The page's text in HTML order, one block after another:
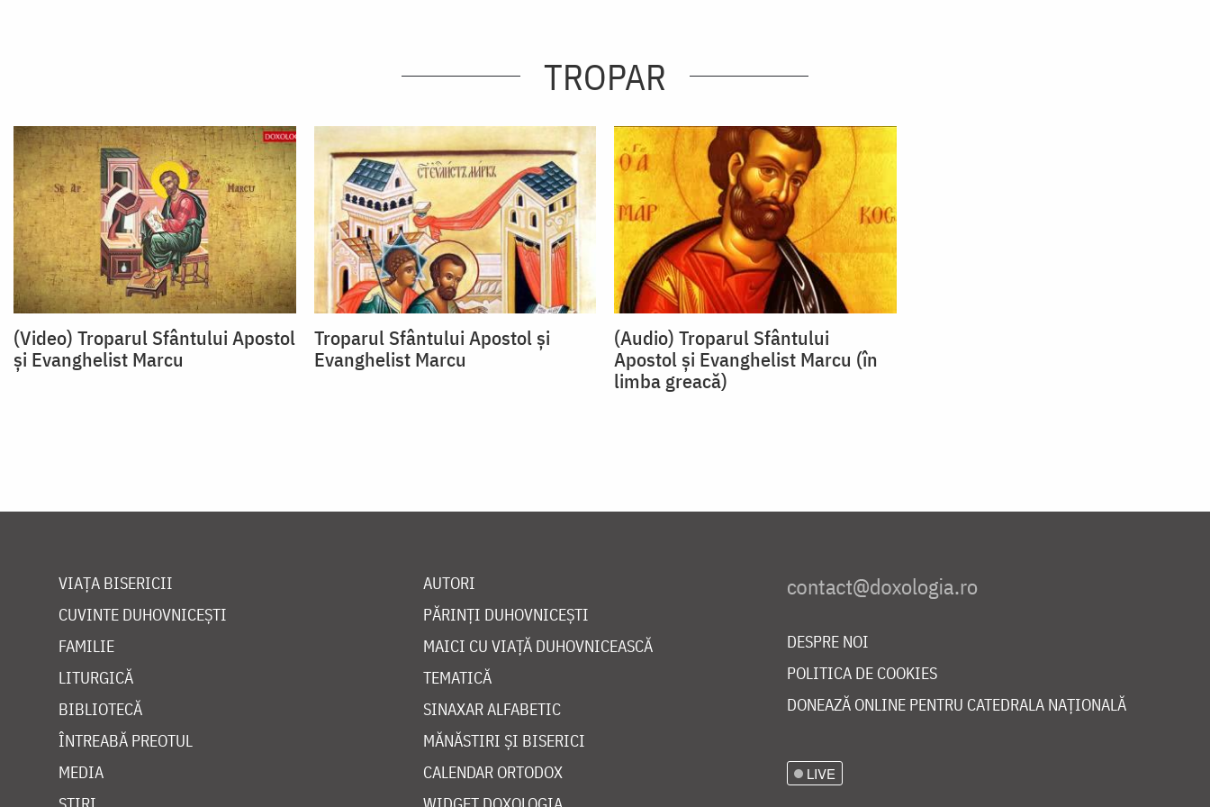
TROPAR
(Video) Troparul Sfântului Apostol
și Evanghelist Marcu
Troparul Sfântului Apostol şi
Evanghelist Marcu
(Audio) Troparul Sfântului
Apostol și Evanghelist Marcu (în
limba greacă)
VIAȚA BISERICII
CUVINTE DUHOVNICEȘTI
FAMILIE
LITURGICĂ
BIBLIOTECĂ
ÎNTREABĂ PREOTUL
MEDIA
AUTORI
PĂRINȚI DUHOVNICEȘTI
MAICI CU VIAȚĂ DUHOVNICEASCĂ
TEMATICĂ
SINAXAR ALFABETIC
MĂNĂSTIRI ȘI BISERICI
CALENDAR ORTODOX
DESPRE NOI
POLITICA DE COOKIES
DONEAZĂ ONLINE PENTRU CATEDRALA NAȚIONALĂ
LIVE